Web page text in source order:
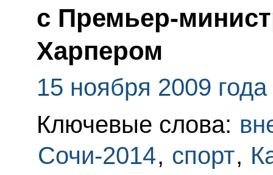
с Премьер-
Харпером
15 ноября 2009 года
Ключевые слова:
Сочи-2014, спорт,